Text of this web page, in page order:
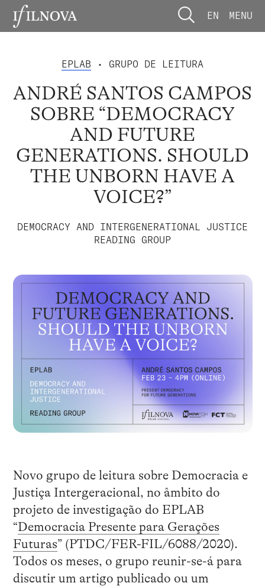
EN MENU
EPLAB • GRUPO DE LEITURA
ANDRÉ SANTOS CAMPOS
SOBRE “DEMOCRACY
AND FUTURE
GENERATIONS. SHOULD
THE UNBORN HAVE A
VOICE?”
DEMOCRACY AND INTERGENERATIONAL JUSTICE
READING GROUP
Novo grupo de leitura sobre Democracia e
Justiça Intergeracional, no âmbito do
projeto de investigação do EPLAB
“Democracia Presente para Gerações
Futuras” (PTDC/FER-FIL/6088/2020).
Todos os meses, o grupo reunir-se-á para
discutir um artigo publicado ou um